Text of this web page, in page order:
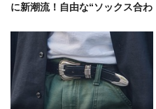
に新潮流！自由な“ソックス合わ